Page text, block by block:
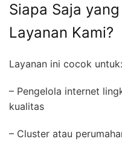
Siapa Saja
Layanan Kami?
Layanan ini cocok untuk:
– Pengelola internet
kualitas
– Cluster atau